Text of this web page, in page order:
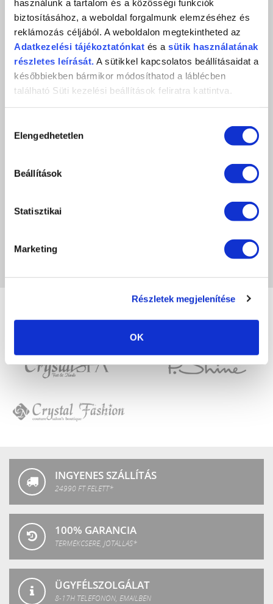
használunk a tartalom és a közösségi funkciók
biztosításához, a weboldal forgalmunk elemzéséhez és
reklámozás céljából. A weboldalon megtekintheted az
Adatkezelési tájékoztatónkat és a sütik használatának
részletes leírását. A sütikkel kapcsolatos beállításaidat a
későbbiekben bármikor módosíthatod a láblécben
található Süti kezelési beállítások feliratra kattintva.
kiválasztása
Elengedhetetlen
Beállítások
Statisztikai
Marketing
Részletek megjelenítése
OK
ÉRTÉKELÉS,
VÉLEMÉNYEZÉS
Még nincs értékelve.
LEGYÉL TE AZ ELSŐ
A képeken megjelenő színek eltérhetnek a valóságtól, a monitor beállításaitól
Nails
SPA
INGYENES SZÁLLÍTÁS
24990 FT FELETT*
100% GARANCIA
TERMÉKCSERE, JÓTÁLLÁS*
ÜGYFÉLSZOLGÁLAT
8-17H TELEFONON, EMAILBEN